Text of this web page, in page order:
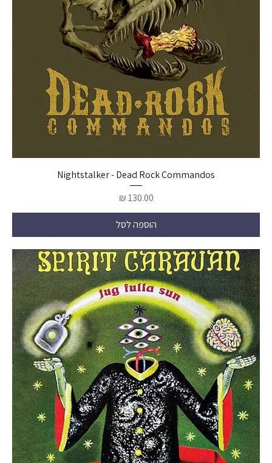
Nightstalker - Dead Rock Commandos
מחיר
הוספה לסל